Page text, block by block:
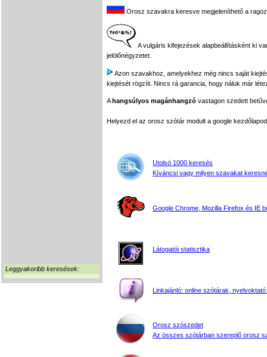
Leggyakoribb keresések:
Orosz szavakra keresve megjeleníthető a
A vulgáris kifejezések alapbeállításként ki
jelölőnégyzetet.
Azon szavakhoz, amelyekhez még nincs saját
kiejtését rögzíti. Nincs rá garancia, hogy náluk már
Ahangsúlyos magánhangzó vastagon szedett
Helyezd el az orosz szótár modult a google
Utolsó 1000 keresés
Kíváncsi vagy milyen szavakat
Google Chrome, Mozilla Firefox és IE
Látogatói statisztika
Linkajánló: online szótárak, nyelvoktató
Orosz szószedet
Az összes szótárban szereplő orosz